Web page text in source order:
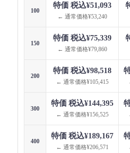
100
特価 税込¥51,093
← 通常価格¥53,240
150
特価 税込¥75,339
← 通常価格¥79,860
200
特価 税込¥98,518
← 通常価格¥105,415
300
特価 税込¥144,395
← 通常価格¥156,525
400
特価 税込¥189,167
← 通常価格¥206,571